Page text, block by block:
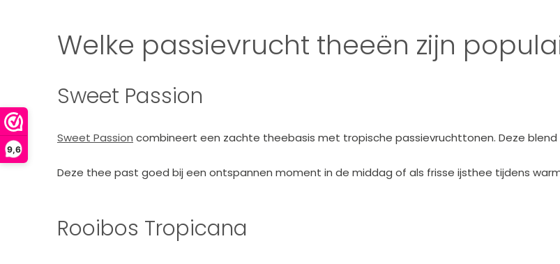
9,6
Welke passievrucht theeën zijn
Sweet Passion
Sweet Passion combineert een zachte theebasis met tropische passievruchttonen. Deze blend
Deze thee past goed bij een ontspannen moment in de middag of als frisse ijsthee tijdens
Rooibos Tropicana